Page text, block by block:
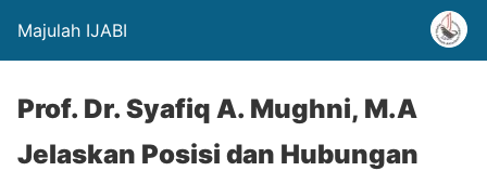
Majulah IJABI
Prof. Dr. Syafiq A. Mughni, M.A
Jelaskan Posisi dan Hubungan